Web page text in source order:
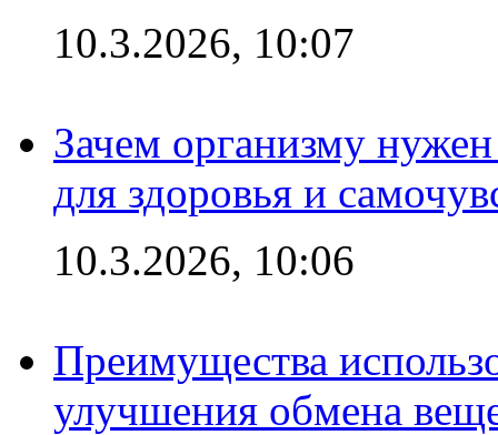
10.3.2026, 10:07
Зачем организму
для здоровья и
10.3.2026, 10:06
Преимущества
улучшения обмена